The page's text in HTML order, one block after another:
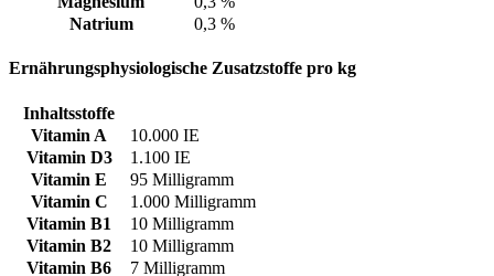
Natrium
0,3 %
Ernährungsphysiologische Zusatzstoffe pro kg
Inhaltsstoffe
Vitamin A
10.000 IE
Vitamin D3
1.100 IE
Vitamin E
95 Milligramm
Vitamin C
1.000 Milligramm
Vitamin B1
10 Milligramm
Vitamin B2
10 Milligramm
Vitamin B6
7 Milligramm